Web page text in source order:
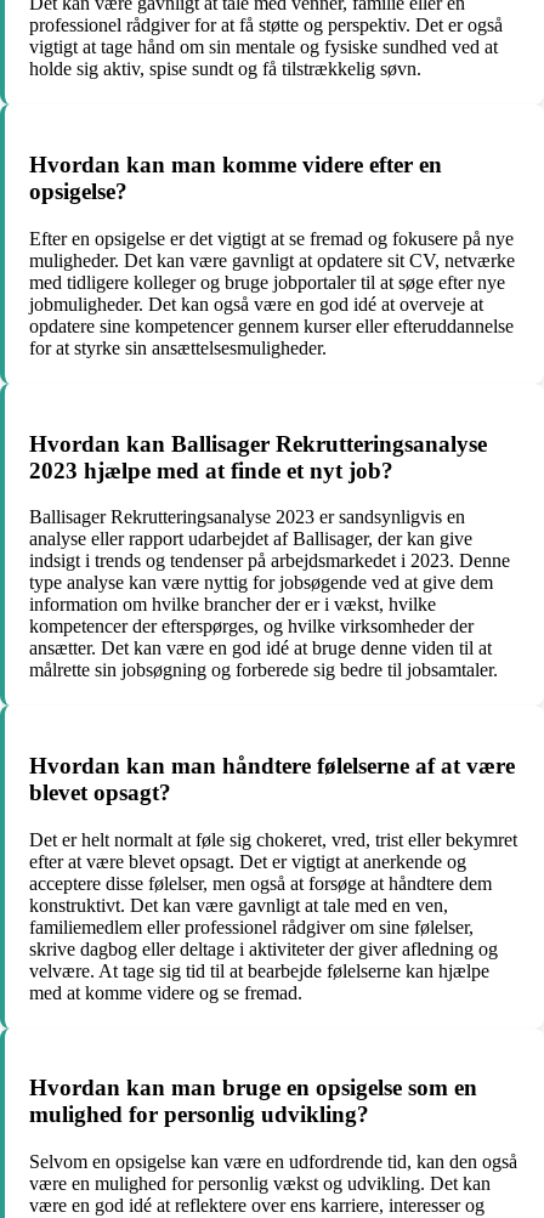
professionel rådgiver for at få støtte og perspektiv. Det er også
vigtigt at tage hånd om sin mentale og fysiske sundhed ved at
holde sig aktiv, spise sundt og få tilstrækkelig søvn.
Hvordan kan man komme videre efter en
opsigelse?
Efter en opsigelse er det vigtigt at se fremad og fokusere på nye
muligheder. Det kan være gavnligt at opdatere sit CV, netværke
med tidligere kolleger og bruge jobportaler til at søge efter nye
jobmuligheder. Det kan også være en god idé at overveje at
opdatere sine kompetencer gennem kurser eller efteruddannelse
for at styrke sin ansættelsesmuligheder.
Hvordan kan Ballisager Rekrutteringsanalyse
2023 hjælpe med at finde et nyt job?
Ballisager Rekrutteringsanalyse 2023 er sandsynligvis en
analyse eller rapport udarbejdet af Ballisager, der kan give
indsigt i trends og tendenser på arbejdsmarkedet i 2023. Denne
type analyse kan være nyttig for jobsøgende ved at give dem
information om hvilke brancher der er i vækst, hvilke
kompetencer der efterspørges, og hvilke virksomheder der
ansætter. Det kan være en god idé at bruge denne viden til at
målrette sin jobsøgning og forberede sig bedre til jobsamtaler.
Hvordan kan man håndtere følelserne af at være
blevet opsagt?
Det er helt normalt at føle sig chokeret, vred, trist eller bekymret
efter at være blevet opsagt. Det er vigtigt at anerkende og
acceptere disse følelser, men også at forsøge at håndtere dem
konstruktivt. Det kan være gavnligt at tale med en ven,
familiemedlem eller professionel rådgiver om sine følelser,
skrive dagbog eller deltage i aktiviteter der giver afledning og
velvære. At tage sig tid til at bearbejde følelserne kan hjælpe
med at komme videre og se fremad.
Hvordan kan man bruge en opsigelse som en
mulighed for personlig udvikling?
Selvom en opsigelse kan være en udfordrende tid, kan den også
være en mulighed for personlig vækst og udvikling. Det kan
være en god idé at reflektere over ens karriere, interesser og